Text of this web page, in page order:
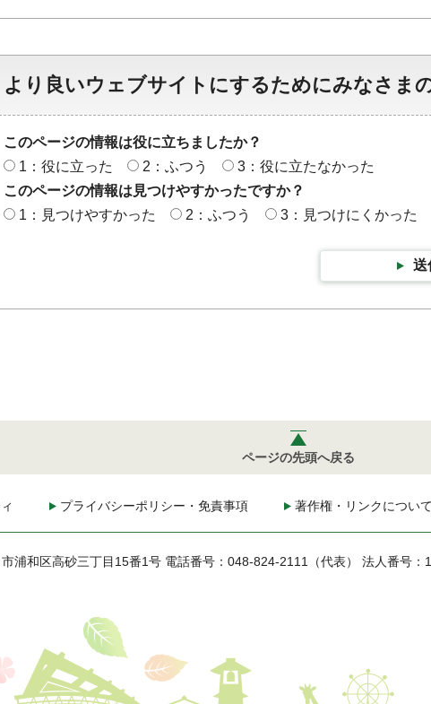
より良いウェブサイトにするためにみなさま
このページの情報は役に立ちましたか？
1：役に立った
2：ふつう
3：役に立たなかった
このページの情報は見つけやすかったですか？
1：見つけやすかった
2：ふつう 3：見つけにくかった
送
ページの先頭へ戻る
プライバシーポリシー・免責事項 著作権・リンクについて
浦和区高砂三丁目15番1号 電話番号：048-824-2111（代表） 法人番号：